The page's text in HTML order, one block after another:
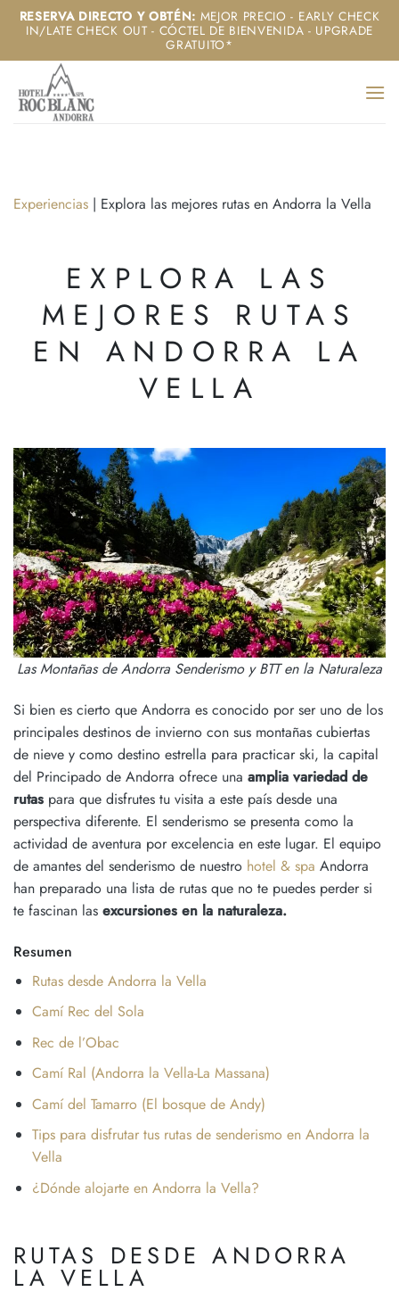
Saltar
contenido
RESERVA DIRECTO Y OBTÉN: MEJOR PRECIO - EARLY CHECK
IN/LATE CHECK OUT - CÓCTEL DE BIENVENIDA - UPGRADE
GRATUITO*
Experiencias | Explora las mejores rutas en Andorra la Vella
EXPLORA LAS
MEJORES RUTAS
EN ANDORRA LA
VELLA
Las Montañas de Andorra Senderismo y BTT en la Naturaleza
Si bien es cierto que Andorra es conocido por ser uno de los
principales destinos de invierno con sus montañas cubiertas
de nieve y como destino estrella para practicar ski, la capital
del Principado de Andorra ofrece una amplia variedad de
rutas para que disfrutes tu visita a este país desde una
perspectiva diferente. El senderismo se presenta como la
actividad de aventura por excelencia en este lugar. El equipo
de amantes del senderismo de nuestro hotel & spa Andorra
han preparado una lista de rutas que no te puedes perder si
te fascinan las excursiones en la naturaleza.
Resumen
Rutas desde Andorra la Vella
Camí Rec del Sola
Rec de l’Obac
Camí Ral (Andorra la Vella-La Massana)
Camí del Tamarro (El bosque de Andy)
Tips para disfrutar tus rutas de senderismo en Andorra la
Vella
¿Dónde alojarte en Andorra la Vella?
RUTAS DESDE ANDORRA
LA VELLA